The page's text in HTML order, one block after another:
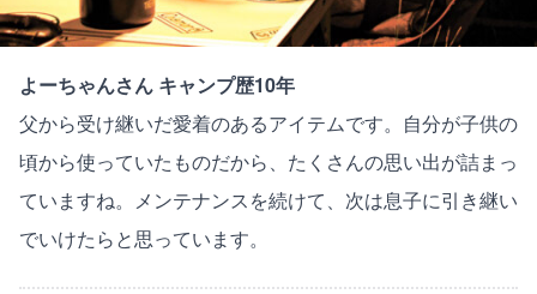
よーちゃんさん キャンプ歴10年
父から受け継いだ愛着のあるアイテムです。自分が子供の
頃から使っていたものだから、たくさんの思い出が詰まっ
ていますね。メンテナンスを続けて、次は息子に引き継い
でいけたらと思っています。